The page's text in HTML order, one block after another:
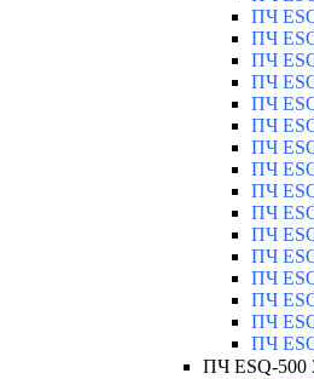
ПЧ
ПЧ
ПЧ
ПЧ
ПЧ
ПЧ
ПЧ
ПЧ
ПЧ
ПЧ
ПЧ
ПЧ
ПЧ
ПЧ
ПЧ
ПЧ
ПЧ ESQ-500